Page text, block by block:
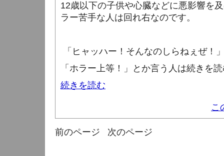
12歳以下の子供や心臓などに悪影響を
ラー苦手な人は回れ右なのです。
「ヒャッハー！そんなのしらねぇぜ！
「ホラー上等！」とか言う人は続きを
続きを読む
こ
前のページ 次のページ